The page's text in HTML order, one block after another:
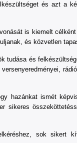
és azt a
is kiemelt
és közvetlen
tudása és
hazánkat ismét
sikeres
sok sikert